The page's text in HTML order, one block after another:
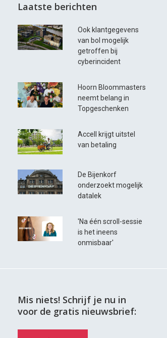
Laatste berichten
Ook klantgegevens
van bol mogelijk
getroffen bij
cyberincident
Hoorn Bloommasters
neemt belang in
Topgeschenken
Accell krijgt uitstel
van betaling
De Bijenkorf
onderzoekt mogelijk
datalek
'Na één scroll-sessie
is het ineens
onmisbaar'
Mis niets! Schrijf je nu in
voor de gratis nieuwsbrief: